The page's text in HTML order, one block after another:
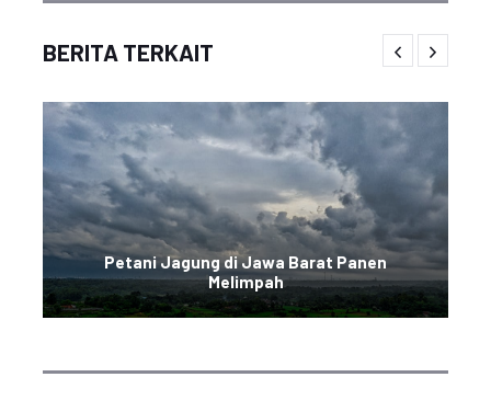
BERITA TERKAIT
Petani Jagung di Jawa Barat Panen
Melimpah